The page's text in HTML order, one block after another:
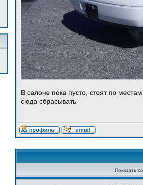
В салоне пока пусто, стоят по
сюда сбрасывать
Показать